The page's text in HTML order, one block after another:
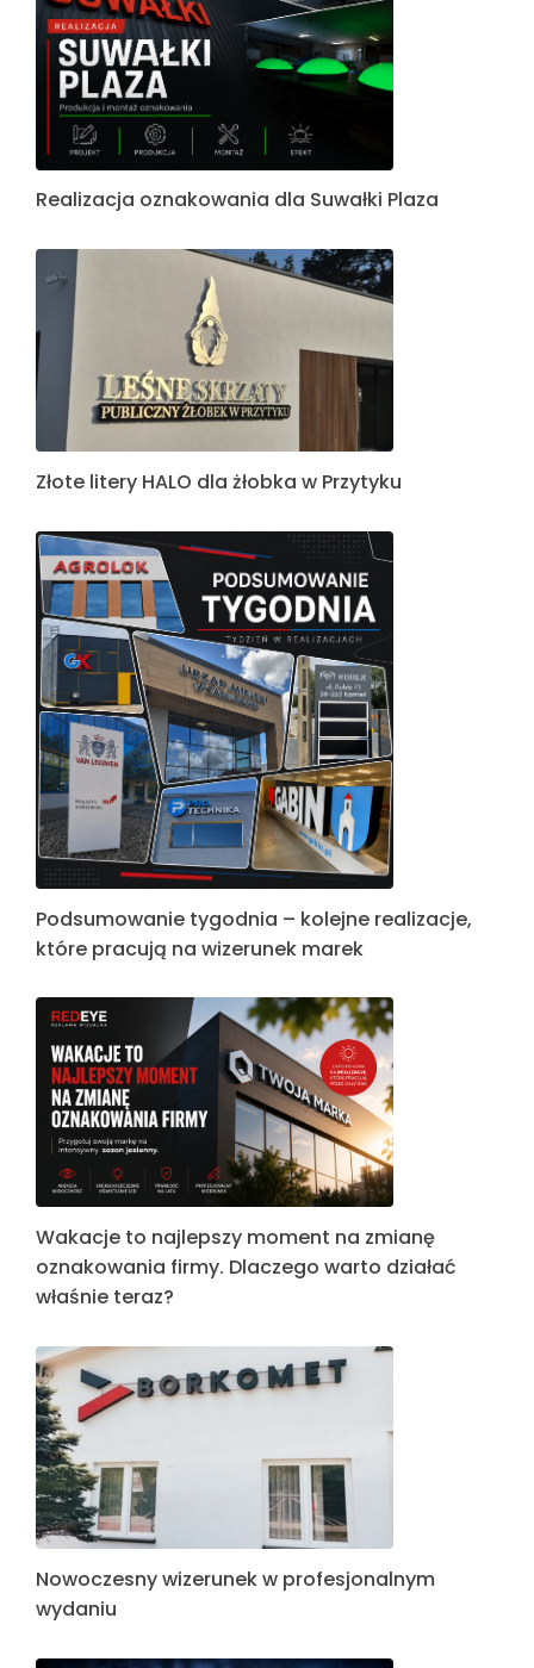
Realizacja oznakowania dla Suwałki Plaza
Złote litery HALO dla żłobka w Przytyku
Podsumowanie tygodnia – kolejne realizacje,
które pracują na wizerunek marek
Wakacje to najlepszy moment na zmianę
oznakowania firmy. Dlaczego warto działać
właśnie teraz?
Nowoczesny wizerunek w profesjonalnym
wydaniu